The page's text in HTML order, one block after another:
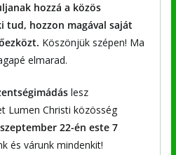
hozzá a közös
tud, hozzon magával saját
Köszönjük szépen! Ma
elmarad.
lesz
Lumen Christi közösség
szeptember 22-én este 7
és várunk mindenkit!